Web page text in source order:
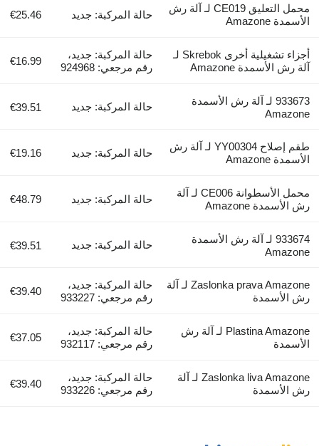
محمل التعليق CE019 لـ آلة رش
الأسمدة Amazone
حالة المركبة: جديد €25.46
أجزاء تشغيلية أخرى Skrebok لـ
آلة رش الأسمدة Amazone
حالة المركبة: جديد،
رقم مرجعي: 924968
€16.99
933673 لـ آلة رش الأسمدة
Amazone
حالة المركبة: جديد €39.51
طقم إصلاح YY00304 لـ آلة رش
الأسمدة Amazone
حالة المركبة: جديد €19.16
محمل الأسطوانة CE006 لـ آلة
رش الأسمدة Amazone
حالة المركبة: جديد €48.79
933674 لـ آلة رش الأسمدة
Amazone
حالة المركبة: جديد €39.51
Zaslonka prava Amazone لـ آلة
رش الأسمدة
حالة المركبة: جديد،
رقم مرجعي: 933227
€39.40
Plastina Amazone لـ آلة رش
الأسمدة
حالة المركبة: جديد،
رقم مرجعي: 932117
€37.05
Zaslonka liva Amazone لـ آلة
رش الأسمدة
حالة المركبة: جديد،
رقم مرجعي: 933226
€39.40